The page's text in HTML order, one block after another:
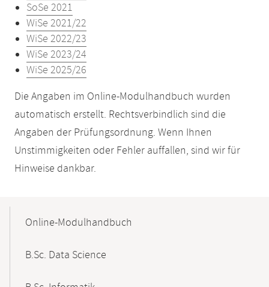
SoSe 2021
WiSe 2021/22
WiSe 2022/23
WiSe 2023/24
WiSe 2025/26
Die Angaben im Online-Modulhandbuch wurden
automatisch erstellt. Rechtsverbindlich sind die
Angaben der Prüfungsordnung. Wenn Ihnen
Unstimmigkeiten oder Fehler auffallen, sind wir für
Hinweise dankbar.
NavigationOnline-Modulhandbuch
B.Sc. Data Science